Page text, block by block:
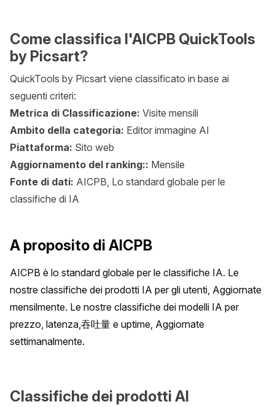
Come classifica l'AICPB QuickTools
by Picsart?
QuickTools by Picsart viene classificato in base ai
seguenti criteri:
Metrica di Classificazione: Visite mensili
Ambito della categoria: Editor immagine AI
Piattaforma: Sito web
Aggiornamento del ranking:: Mensile
Fonte di dati: AICPB, Lo standard globale per le
classifiche di IA
A proposito di AICPB
AICPB è lo standard globale per le classifiche IA. Le
nostre classifiche dei prodotti IA per gli utenti, Aggiornate
mensilmente. Le nostre classifiche dei modelli IA per
prezzo, latenza,吞吐量 e uptime, Aggiornate
settimanalmente.
Classifiche dei prodotti AI